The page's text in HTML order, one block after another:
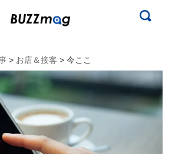
> お店＆接客 > 今ここ